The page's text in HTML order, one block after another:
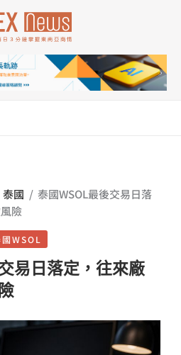
泰國 / 泰國WSOL最後交易日落
險
國WSOL
易日落定，往來廠